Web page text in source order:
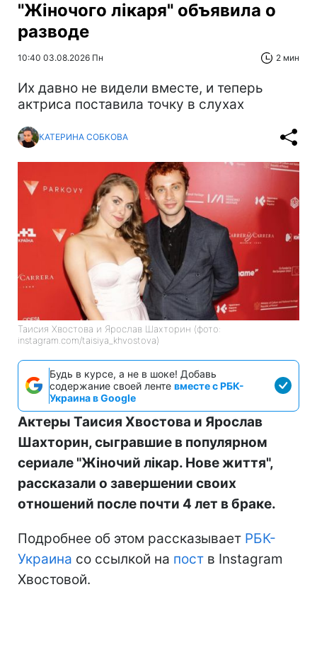
"Жіночого лікаря" объявила о
разводе
10:40 03.08.2026 Пн 2 мин
Их давно не видели вместе, и теперь
актриса поставила точку в слухах
КАТЕРИНА СОБКОВА
Таисия Хвостова и Ярослав Шахторин (фото:
instagram.com/taisiya_khvostova)
Будь в курсе, а не в шоке! Добавь
содержание своей ленте вместе с РБК-
Украина в Google
Актеры Таисия Хвостова и Ярослав
Шахторин, сыгравшие в популярном
сериале "Жіночий лікар. Нове життя",
рассказали о завершении своих
отношений после почти 4 лет в браке.
Подробнее об этом рассказывает РБК-
Украина со ссылкой на пост в Instagram
Хвостовой.